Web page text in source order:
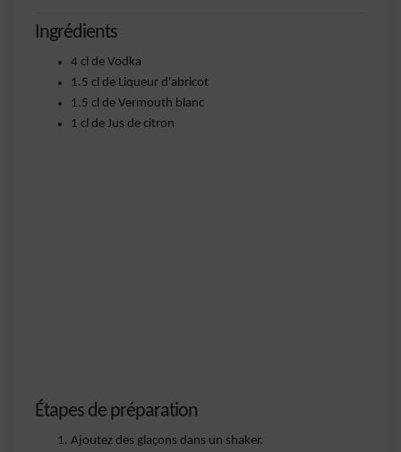
Ingrédients
4 cl de Vodka
1.5 cl de Liqueur d'abricot
1.5 cl de Vermouth blanc
1 cl de Jus de citron
Étapes de préparation
Ajoutez des glaçons dans un shaker.